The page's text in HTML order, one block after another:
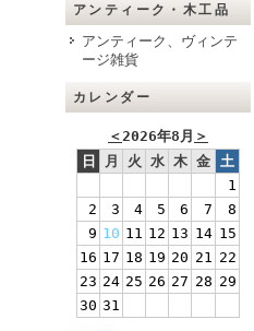
アンティーク・木工品
アンティーク、ヴィンテ
ージ雑貨
カレンダー
＜2026年8月 ＞
日
月 火 水 木 金 土
1
2
3 4 5 6 7
8
9 10 11 12 13 14 15
16 17 18 19 20 21 22
23 24 25 26 27 28 29
30 31